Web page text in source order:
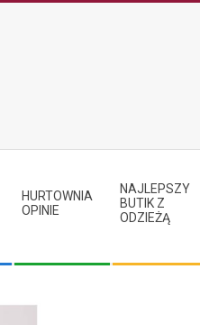
HURTOWNIA
OPINIE
NAJLEPSZY
BUTIK Z
ODZIEŻĄ